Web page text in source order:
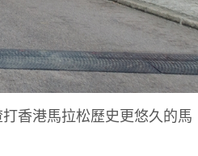
香港馬拉松歷史更悠久的馬